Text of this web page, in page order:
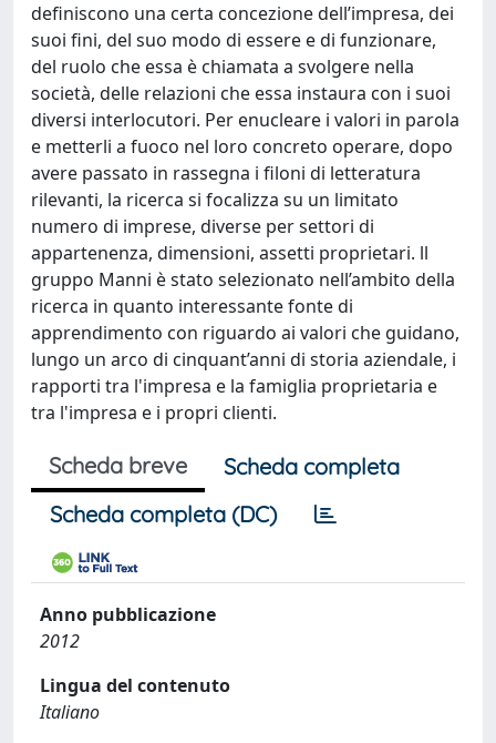
definiscono una certa concezione dell’impresa, dei
suoi fini, del suo modo di essere e di funzionare,
del ruolo che essa è chiamata a svolgere nella
società, delle relazioni che essa instaura con i suoi
diversi interlocutori. Per enucleare i valori in parola
e metterli a fuoco nel loro concreto operare, dopo
avere passato in rassegna i filoni di letteratura
rilevanti, la ricerca si focalizza su un limitato
numero di imprese, diverse per settori di
appartenenza, dimensioni, assetti proprietari. ll
gruppo Manni è stato selezionato nell’ambito della
ricerca in quanto interessante fonte di
apprendimento con riguardo ai valori che guidano,
lungo un arco di cinquant’anni di storia aziendale, i
rapporti tra l'impresa e la famiglia proprietaria e
tra l'impresa e i propri clienti.
Scheda breve
Scheda completa
Scheda completa (DC)
Anno pubblicazione
2012
Lingua del contenuto
Italiano